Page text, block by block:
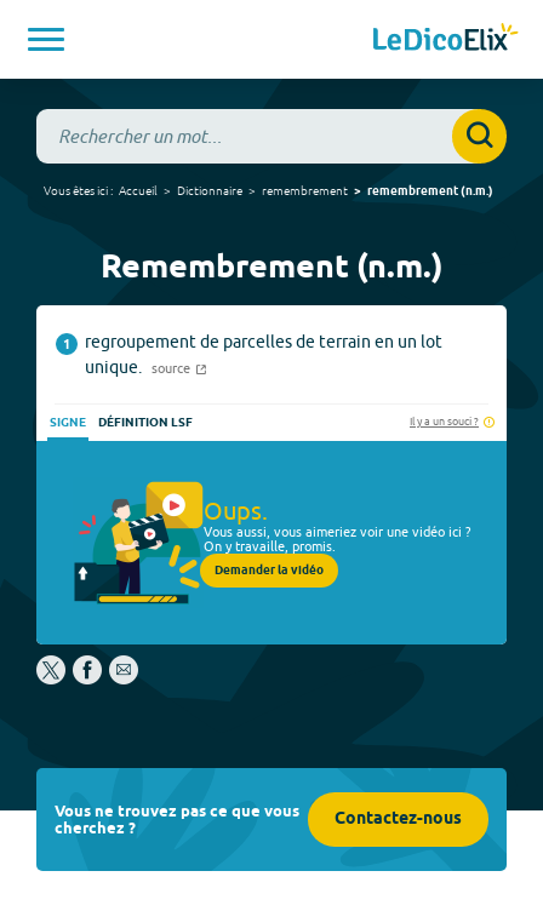
Vous êtes ici : Accueil Dictionnaire remembrement remembrement(n.m.)
Remembrement (n.m.)
1
regroupement de parcelles de terrain en un lot
unique.
source
SIGNE DÉFINITION LSF Il y a un souci ?
Oups.
Vous aussi, vous aimeriez voir une vidéo ici ?
On y travaille, promis.
Demander la vidéo
Vous ne trouvez pas ce que vous
cherchez ? Contactez-nous